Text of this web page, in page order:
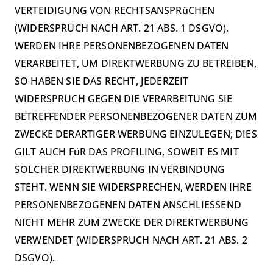
VERTEIDIGUNG VON RECHTSANSPRüCHEN
(WIDERSPRUCH NACH ART. 21 ABS. 1 DSGVO).
WERDEN IHRE PERSONENBEZOGENEN DATEN
VERARBEITET, UM DIREKTWERBUNG ZU BETREIBEN,
SO HABEN SIE DAS RECHT, JEDERZEIT
WIDERSPRUCH GEGEN DIE VERARBEITUNG SIE
BETREFFENDER PERSONENBEZOGENER DATEN ZUM
ZWECKE DERARTIGER WERBUNG EINZULEGEN; DIES
GILT AUCH FüR DAS PROFILING, SOWEIT ES MIT
SOLCHER DIREKTWERBUNG IN VERBINDUNG
STEHT. WENN SIE WIDERSPRECHEN, WERDEN IHRE
PERSONENBEZOGENEN DATEN ANSCHLIESSEND
NICHT MEHR ZUM ZWECKE DER DIREKTWERBUNG
VERWENDET (WIDERSPRUCH NACH ART. 21 ABS. 2
DSGVO).